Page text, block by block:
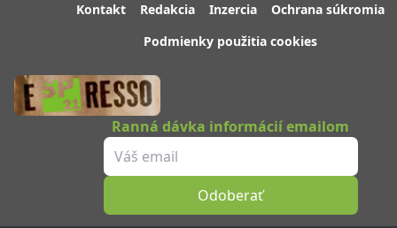
Kontakt Redakcia Inzercia
Ochrana súkromia
Podmienky použitia cookies
Ranná dávka informácií emailom
Odoberať